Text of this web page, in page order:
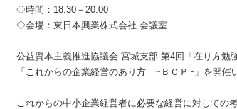
◇時間： 18:30 － 20:00
◇会場：東日本興業株式会社 会議室
公益資本主義推進協議会 宮城支部 第4回「在り方勉
「これからの企業経営のあり方 ~ ＢＯＰ ~ 」 を開催
これからの中⼩企業経営者に必要な経営に対しての